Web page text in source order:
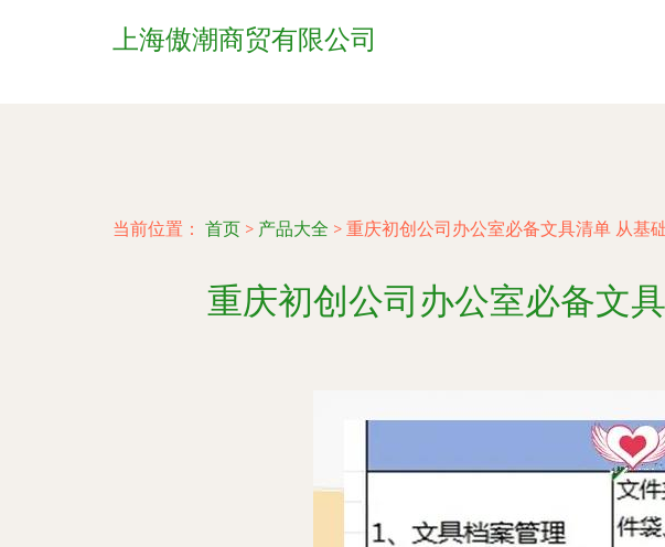
上海傲潮商贸有限公司
当前位置： 首页 > 产品大全 > 重庆初创公司办公室必备文具清单 从基
重庆初创公司办公室必备文